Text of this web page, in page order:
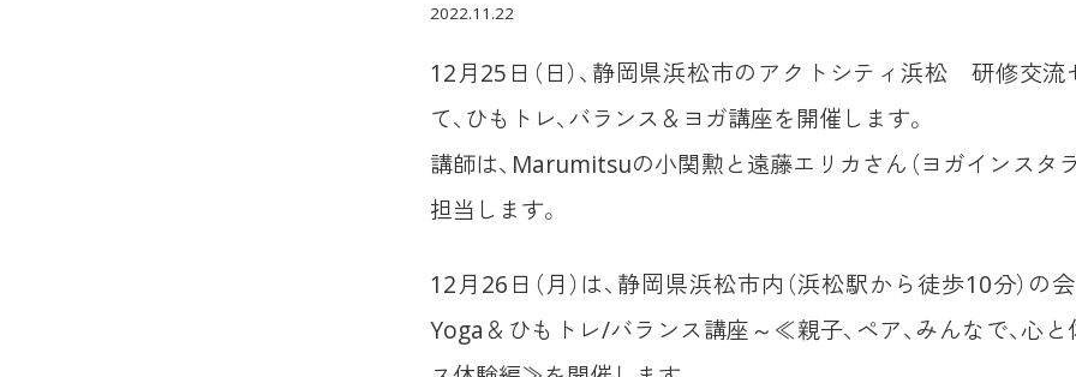
2022.11.22
12月25日（日）、静岡県浜松市のアクトシティ浜松 研修交
て、ひもトレ、バランス＆ヨガ講座を開催します。
講師は、Marumitsuの小関勲と遠藤エリカさん（ヨガインスタ
担当します。
12月26日（月）は、静岡県浜松市内（浜松駅から徒歩10分）の
Yoga＆ひもトレ/バランス講座～≪親子、ペア、みんなで、心